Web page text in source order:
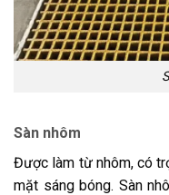
Sàn nhôm
Được làm từ nhôm, có
mặt sáng bóng. Sàn